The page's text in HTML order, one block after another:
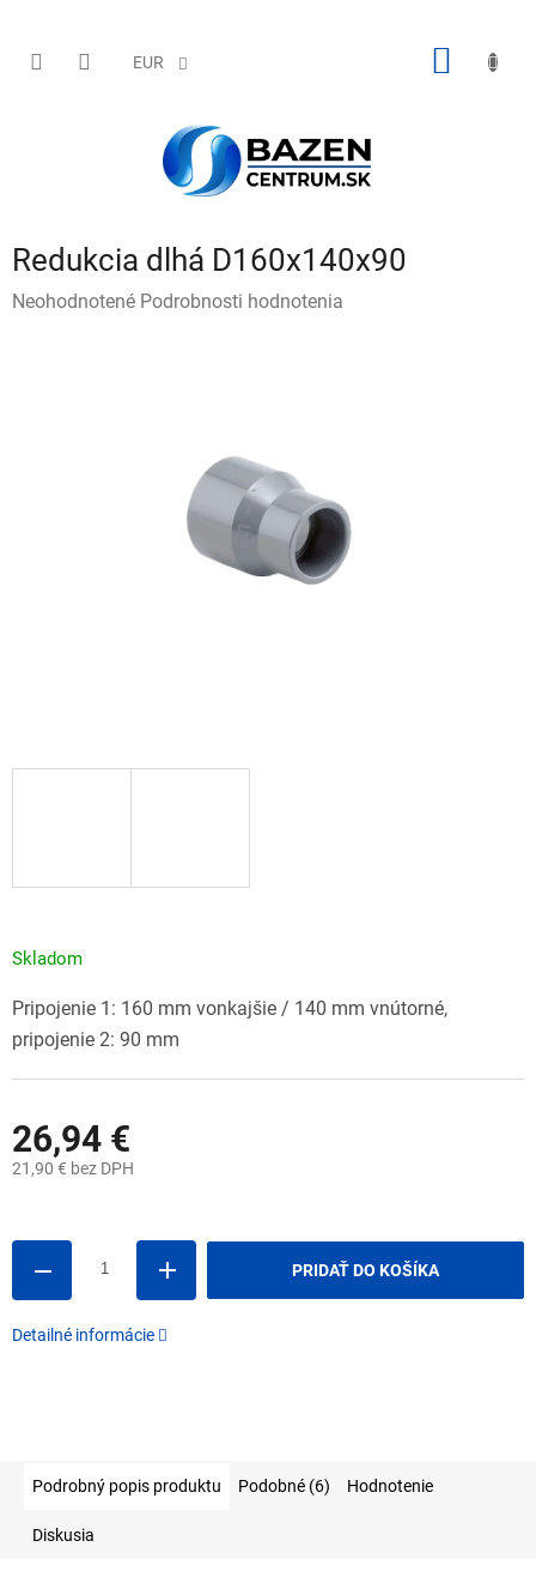
obsah
EUR
Redukcia dlhá D160x140x90
Priemerné
Neohodnotené Podrobnosti hodnotenia
26,94 €
21,90 € bez DPH
Skladom
PRIDAŤ DO KOŠÍKA
Pripojenie 1: 160 mm vonkajšie / 140 mm vnútorné,
pripojenie 2: 90 mm
Detailné informácie
Podrobný popis produktu Podobné (6) Hodnotenie
Diskusia